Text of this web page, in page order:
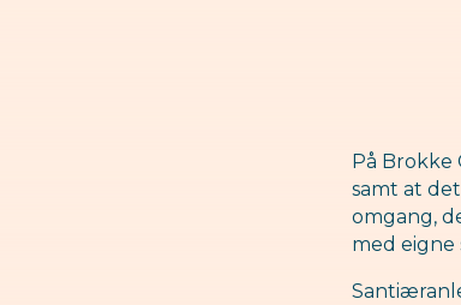
På Brokke
samt at
omgang,
med eigne